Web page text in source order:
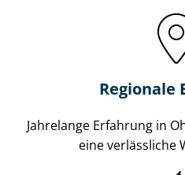
Regionale
Jahrelange Erfahrung in
eine verlässliche